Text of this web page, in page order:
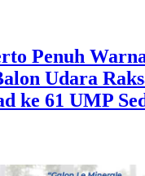
Penuh
Udara
ke 61 UMP